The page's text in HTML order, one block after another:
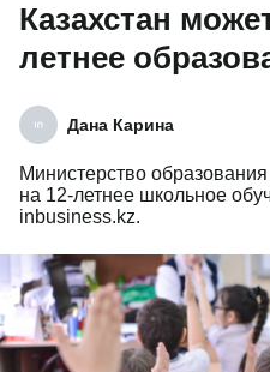
Казахстан
летнее
Дана Карина
Министерство
на 12-летнее школьное
inbusiness.kz.